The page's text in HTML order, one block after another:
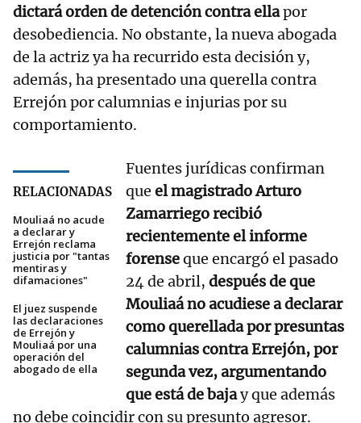
dictará orden de detención contra ellapor
desobediencia. No obstante, la nueva abogada
de la actriz ya ha recurrido esta decisión y,
además, ha presentado una querella contra
Errejón por calumnias e injurias por su
comportamiento.
RELACIONADAS
Mouliaá no acude
a declarar y
Errejón reclama
justicia por "tantas
mentiras y
difamaciones"
El juez suspende
las declaraciones
de Errejón y
Mouliaá por una
operación del
abogado de ella
Fuentes jurídicas confirman
que el magistrado Arturo
Zamarriego recibió
recientemente el informe
forenseque encargó el pasado
24 de abril, después de que
Mouliaá no acudiese a declarar
como querellada por presuntas
calumnias contra Errejón, por
segunda vez, argumentando
que está de bajay que además
no debe coincidir con su presunto agresor.